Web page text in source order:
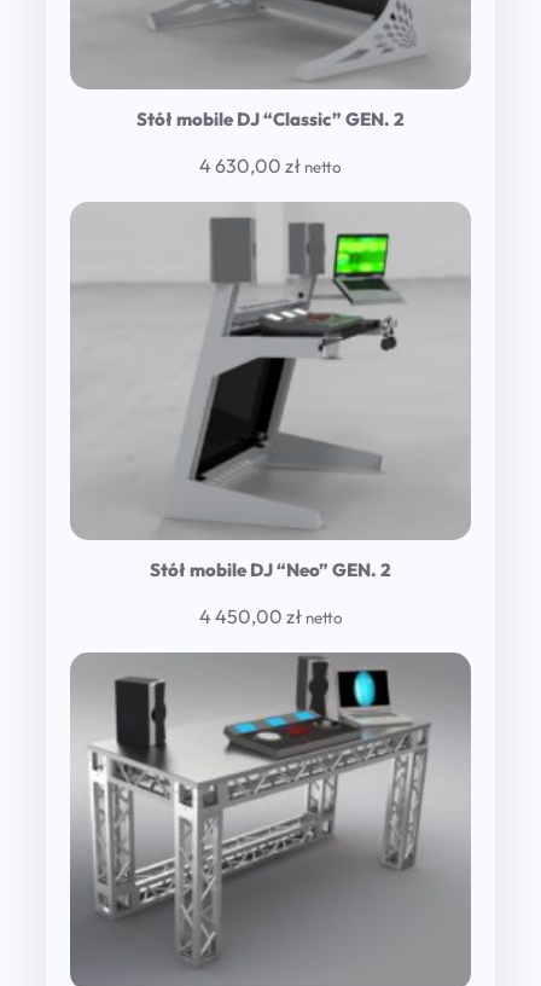
Stół mobile DJ “Classic” GEN. 2
4 630,00 zł netto
Stół mobile DJ “Neo” GEN. 2
4 450,00 zł netto